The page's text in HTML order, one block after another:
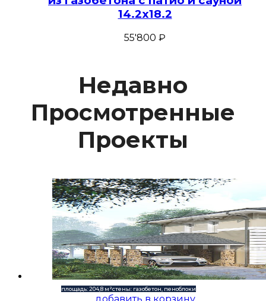
14.2х18.2
55'800 ₽
Недавно
Просмотренные
Проекты
площадь: 204,8 м²стены: газобетон, пеноблоки
добавить в корзину